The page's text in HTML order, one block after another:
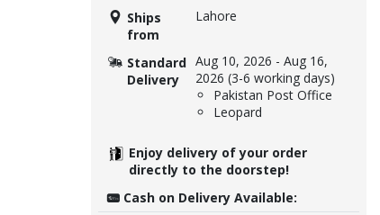
Ships
from
Lahore
Standard
Delivery
Aug 10, 2026 - Aug 16,
2026 (3-6 working days)
Pakistan Post Office
Leopard
Enjoy delivery of your order
directly to the doorstep!
Cash on Delivery Available: